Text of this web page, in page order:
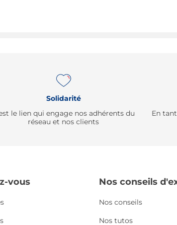
Solidarité
le lien qui engage nos adhérents du
réseau et nos clients
En
vous Nos conseils
Nos conseils
Nos tutos